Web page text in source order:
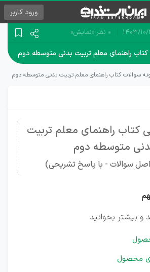
ورود کاربر
۱۰/۲۷ 0 نظر «نمایش»
کتاب راهنمای معلم تربیت بدنی متوسطه دوم
سوالات کتاب راهنمای معلم تربیت بدنی متوسطه دوم
کتاب راهنمای معلم تربیت
متوسطه دوم
اصل سوالات - با پاسخ تشریحی)
و بیشتر بخوانید
محصول